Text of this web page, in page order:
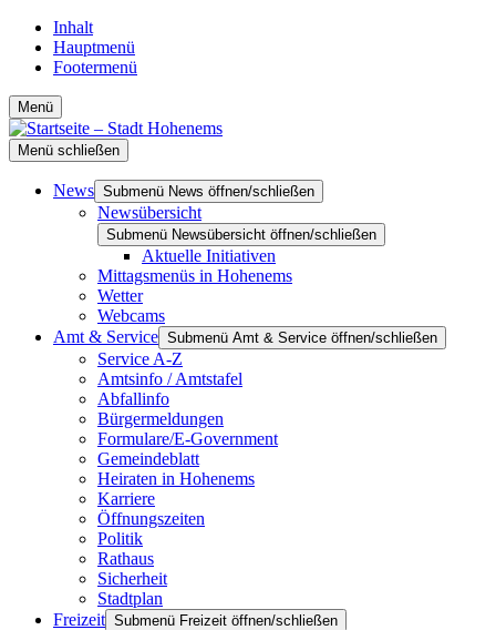
Inhalt
Hauptmenü
Footermenü
Menü
Menü schließen
News Submenü News öffnen/schließen
Newsübersicht
Submenü Newsübersicht öffnen/schließen
Aktuelle Initiativen
Mittagsmenüs in Hohenems
Wetter
Webcams
Amt & Service Submenü Amt & Service öffnen/schließen
Service A-Z
Amtsinfo / Amtstafel
Abfallinfo
Bürgermeldungen
Formulare/E-Government
Gemeindeblatt
Heiraten in Hohenems
Karriere
Öffnungszeiten
Politik
Rathaus
Sicherheit
Stadtplan
Freizeit Submenü Freizeit öffnen/schließen